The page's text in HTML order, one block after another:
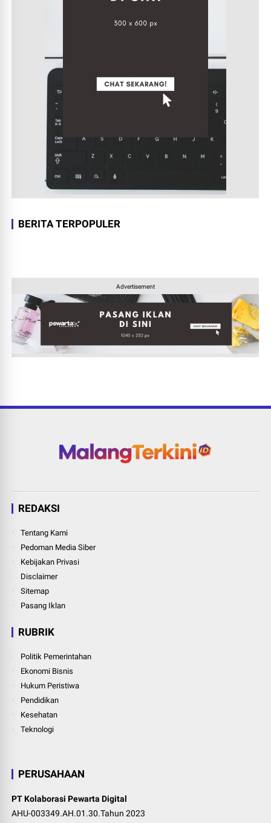
BERITA TERPOPULER
Advertisement
REDAKSI
Tentang Kami
Pedoman Media Siber
Kebijakan Privasi
Disclaimer
Sitemap
Pasang Iklan
RUBRIK
Politik Pemerintahan
Ekonomi Bisnis
Hukum Peristiwa
Pendidikan
Kesehatan
Teknologi
PERUSAHAAN
PT Kolaborasi Pewarta Digital
AHU-003349.AH.01.30.Tahun 2023